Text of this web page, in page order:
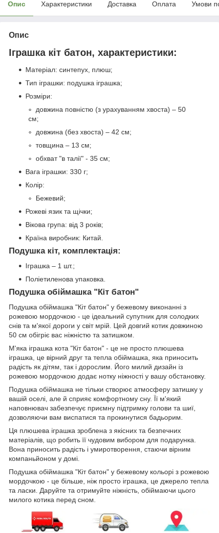
Опис Характеристики Доставка Оплата Умови
Опис
Іграшка кіт батон, характеристики:
Матеріал: синтепух, плюш;
Тип іграшки: подушка іграшка;
Розміри:
довжина повністю (з урахуванням хвоста) – 50
см;
довжина (без хвоста) – 42 см;
товщина – 13 см;
обхват "в талії" - 35 см;
Вага іграшки: 330 г;
Колір:
Бежевий;
Рожеві язик та щічки;
Вікова група: від 3 років;
Країна виробник: Китай.
Подушка кіт, комплектація:
Іграшка – 1 шт.;
Поліетиленова упаковка.
Подушка обіймашка "Кіт батон"
Подушка обіймашка "Кіт батон" у бежевому виконанні з
рожевою мордочкою - це ідеальний супутник для солодких
снів та м'якої дороги у світ мрій. Цей довгий котик довжиною
50 см обігріє вас ніжністю та затишком.
М'яка іграшка кота "Кіт батон" - це не просто плюшева
іграшка, це вірний друг та тепла обіймашка, яка приносить
радість як дітям, так і дорослим. Його милий дизайн із
рожевою мордочкою додає нотку ніжності у вашу обстановку.
Подушка обіймашка не тільки створює атмосферу затишку у
вашій оселі, але й сприяє комфортному сну. Її м'який
наповнювач забезпечує приємну підтримку голови та шиї,
дозволяючи вам виспатися та прокинутися бадьорим.
Ця плюшева іграшка зроблена з якісних та безпечних
матеріалів, що робить її чудовим вибором для подарунка.
Вона приносить радість і умиротворення, стаючи вірним
компаньйоном у домі.
Подушка обіймашка "Кіт батон" у бежевому кольорі з рожевою
мордочкою - це більше, ніж просто іграшка, це джерело тепла
та ласки. Даруйте та отримуйте ніжність, обіймаючи цього
милого котика перед сном.